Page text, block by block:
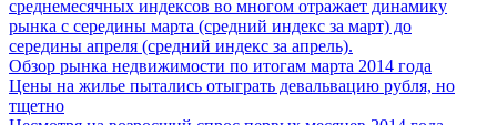
среднемесячных индексов во многом отражает динамику
рынка с середины марта (средний индекс за март) до
середины апреля (средний индекс за апрель).
Обзор рынка недвижимости по итогам марта 2014 года
Цены на жилье пытались отыграть девальвацию рубля, но
тщетно